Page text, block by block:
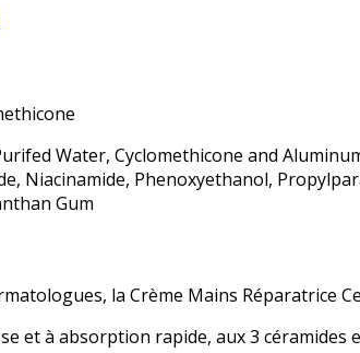
Water, Cyclomethicone and
Niacinamide, Phenoxyethanol,
Gum
la Crème Mains Réparatrice
et à absorption rapide, aux 3